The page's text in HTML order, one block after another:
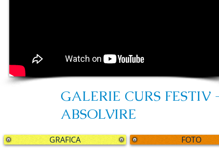
GALERIE CURS
ABSOLVIRE
GRAFICA FOTO